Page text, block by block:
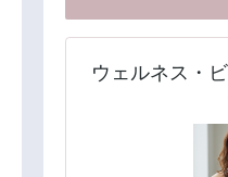
ウェルネス・